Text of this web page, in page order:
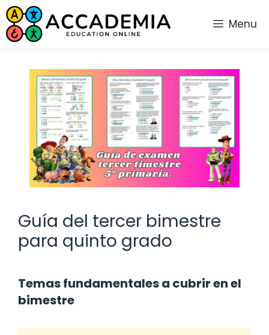
Saltar
al
contenido
Menu
Guía del tercer bimestre
para quinto grado
Temas fundamentales a cubrir en el
bimestre